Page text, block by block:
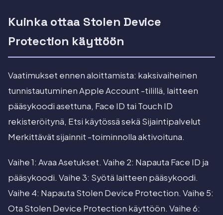
Kuinka ottaa Stolen Device
Protection käyttöön
Vaatimukset ennen aloittamista: kaksivaiheinen
tunnistautuminen Apple Account -tilillä, laitteen
pääsykoodi asettuna, Face ID tai Touch ID
rekisteröitynä, Etsi käytössä sekä Sijaintipalvelut
Merkittävät sijainnit -toiminnolla aktivoituna.
Vaihe 1: Avaa Asetukset. Vaihe 2: Napauta Face ID ja
pääsykoodi. Vaihe 3: Syötä laitteen pääsykoodi.
Vaihe 4: Napauta Stolen Device Protection. Vaihe 5:
Ota Stolen Device Protection käyttöön. Vaihe 6: